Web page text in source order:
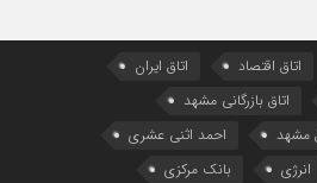
اتاق اقتصاد
اتاق ایران
اتاق بازرگانی مشهد
مشهد
احمد اثنی عشری
انرژی
بانک مرکزی